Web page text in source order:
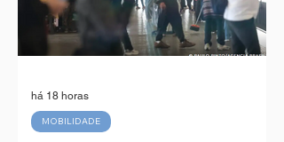
aquecimento solar ao longo da manhã. A
atuação de uma massa de ar seco garante
tempo firme e predomínio de sol entre
pouca
MOBILIDADE
há 18 horas